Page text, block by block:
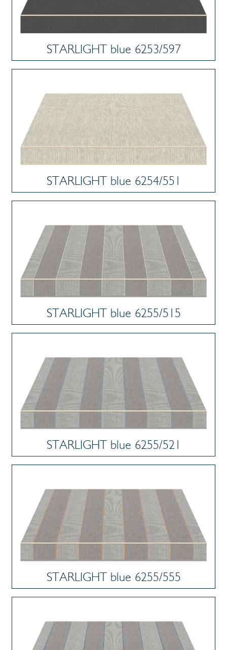
STARLIGHT blue 6253/597
STARLIGHT blue 6254/551
STARLIGHT blue 6255/515
STARLIGHT blue 6255/521
STARLIGHT blue 6255/555